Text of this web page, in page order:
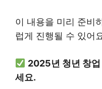
이 내용을 미리 준비
럽게 진행될 수 있어
2025년 청년 창
세요.